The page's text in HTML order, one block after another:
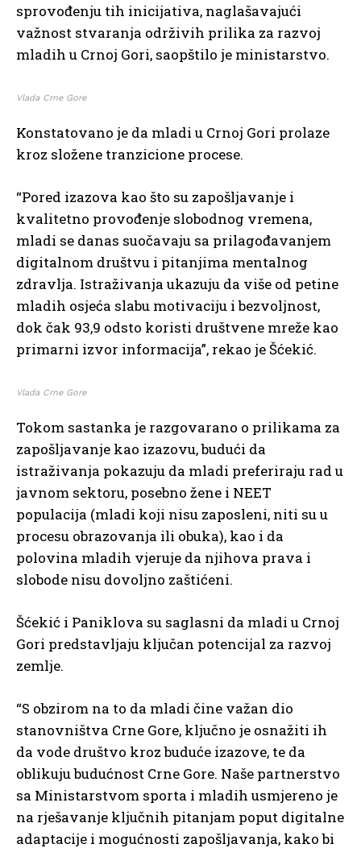
sprovođenju tih inicijativa, naglašavajući
važnost stvaranja održivih prilika za razvoj
mladih u Crnoj Gori, saopštilo je ministarstvo.
Vlada Crne Gore
Konstatovano je da mladi u Crnoj Gori prolaze
kroz složene tranzicione procese.
“Pored izazova kao što su zapošljavanje i
kvalitetno provođenje slobodnog vremena,
mladi se danas suočavaju sa prilagođavanjem
digitalnom društvu i pitanjima mentalnog
zdravlja. Istraživanja ukazuju da više od petine
mladih osjeća slabu motivaciju i bezvoljnost,
dok čak 93,9 odsto koristi društvene mreže kao
primarni izvor informacija”, rekao je Šćekić.
Vlada Crne Gore
Tokom sastanka je razgovarano o prilikama za
zapošljavanje kao izazovu, budući da
istraživanja pokazuju da mladi preferiraju rad u
javnom sektoru, posebno žene i NEET
populacija (mladi koji nisu zaposleni, niti su u
procesu obrazovanja ili obuka), kao i da
polovina mladih vjeruje da njihova prava i
slobode nisu dovoljno zaštićeni.
Šćekić i Paniklova su saglasni da mladi u Crnoj
Gori predstavljaju ključan potencijal za razvoj
zemlje.
“S obzirom na to da mladi čine važan dio
stanovništva Crne Gore, ključno je osnažiti ih
da vode društvo kroz buduće izazove, te da
oblikuju budućnost Crne Gore. Naše partnerstvo
sa Ministarstvom sporta i mladih usmjereno je
na rješavanje ključnih pitanjam poput digitalne
adaptacije i mogućnosti zapošljavanja, kako bi